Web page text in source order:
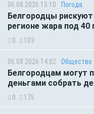
06.08.2026 15:10 Погода
Белгородцы
регионе жара под 40
0 103
06.08.2026 14:02 Общество
Белгородцам могут
деньгами собрать
0 175